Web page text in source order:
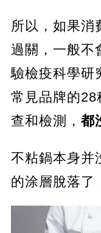
所以，如果消
過關，一般不
驗檢疫科學研
常見品牌的28
查和檢測， 都
不粘鍋本身并
的涂層脫落了